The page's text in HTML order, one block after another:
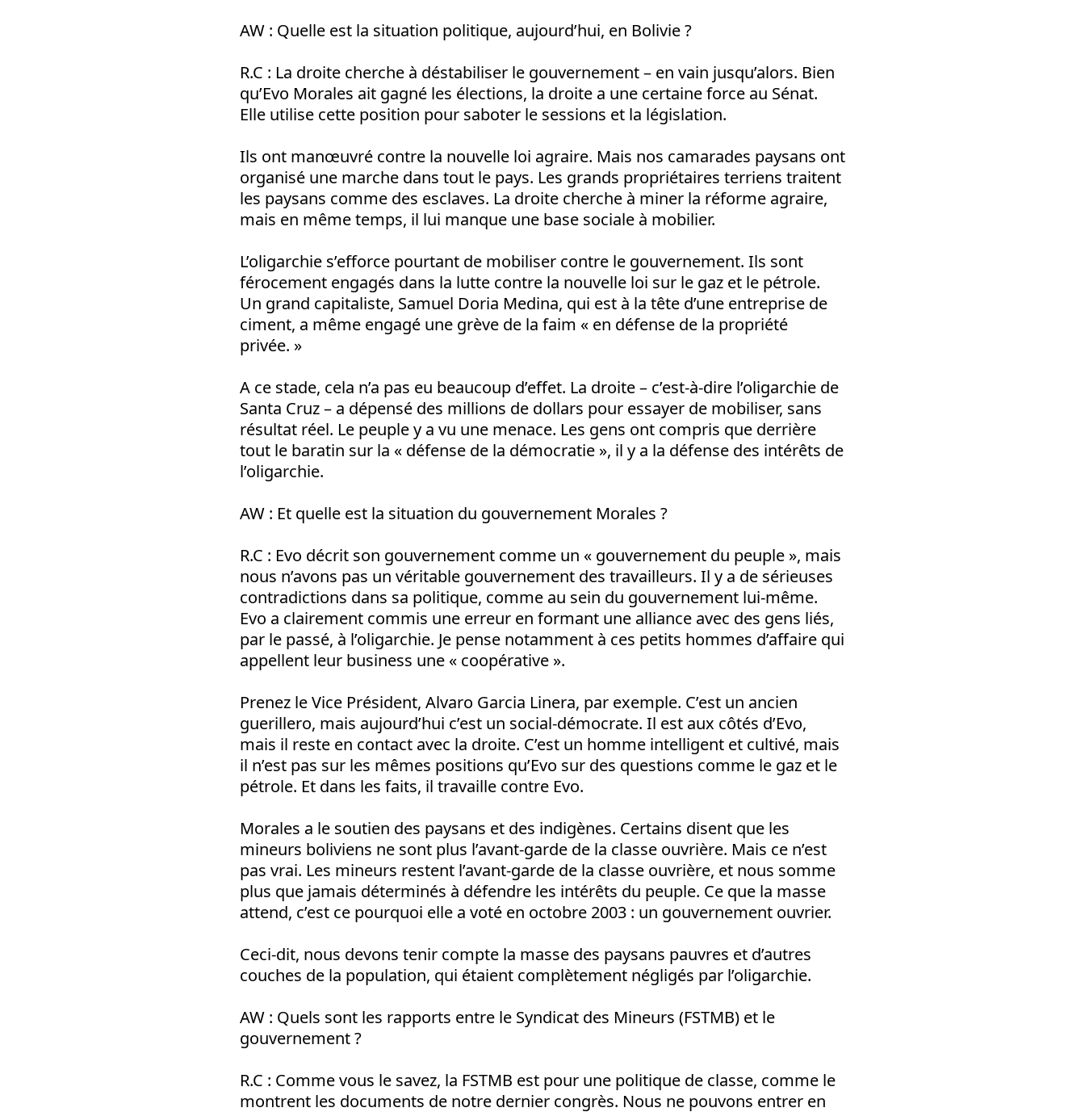
AW : Quelle est la situation politique, aujourd’hui, en Bolivie ?
R.C : La droite cherche à déstabiliser le gouvernement – en vain jusqu’alors. Bien
qu’Evo Morales ait gagné les élections, la droite a une certaine force au Sénat.
Elle utilise cette position pour saboter le sessions et la législation.
Ils ont manœuvré contre la nouvelle loi agraire. Mais nos camarades paysans ont
organisé une marche dans tout le pays. Les grands propriétaires terriens traitent
les paysans comme des esclaves. La droite cherche à miner la réforme agraire,
mais en même temps, il lui manque une base sociale à mobilier.
L’oligarchie s’efforce pourtant de mobiliser contre le gouvernement. Ils sont
férocement engagés dans la lutte contre la nouvelle loi sur le gaz et le pétrole.
Un grand capitaliste, Samuel Doria Medina, qui est à la tête d’une entreprise de
ciment, a même engagé une grève de la faim « en défense de la propriété
privée. »
A ce stade, cela n’a pas eu beaucoup d’effet. La droite – c’est-à-dire l’oligarchie de
Santa Cruz – a dépensé des millions de dollars pour essayer de mobiliser, sans
résultat réel. Le peuple y a vu une menace. Les gens ont compris que derrière
tout le baratin sur la « défense de la démocratie », il y a la défense des intérêts de
l’oligarchie.
AW : Et quelle est la situation du gouvernement Morales ?
R.C : Evo décrit son gouvernement comme un « gouvernement du peuple », mais
nous n’avons pas un véritable gouvernement des travailleurs. Il y a de sérieuses
contradictions dans sa politique, comme au sein du gouvernement lui-même.
Evo a clairement commis une erreur en formant une alliance avec des gens liés,
par le passé, à l’oligarchie. Je pense notamment à ces petits hommes d’affaire qui
appellent leur business une « coopérative ».
Prenez le Vice Président, Alvaro Garcia Linera, par exemple. C’est un ancien
guerillero, mais aujourd’hui c’est un social-démocrate. Il est aux côtés d’Evo,
mais il reste en contact avec la droite. C’est un homme intelligent et cultivé, mais
il n’est pas sur les mêmes positions qu’Evo sur des questions comme le gaz et le
pétrole. Et dans les faits, il travaille contre Evo.
Morales a le soutien des paysans et des indigènes. Certains disent que les
mineurs boliviens ne sont plus l’avant-garde de la classe ouvrière. Mais ce n’est
pas vrai. Les mineurs restent l’avant-garde de la classe ouvrière, et nous somme
plus que jamais déterminés à défendre les intérêts du peuple. Ce que la masse
attend, c’est ce pourquoi elle a voté en octobre 2003 : un gouvernement ouvrier.
Ceci-dit, nous devons tenir compte la masse des paysans pauvres et d’autres
couches de la population, qui étaient complètement négligés par l’oligarchie.
AW : Quels sont les rapports entre le Syndicat des Mineurs (FSTMB) et le
gouvernement ?
R.C : Comme vous le savez, la FSTMB est pour une politique de classe, comme le
montrent les documents de notre dernier congrès. Nous ne pouvons entrer en